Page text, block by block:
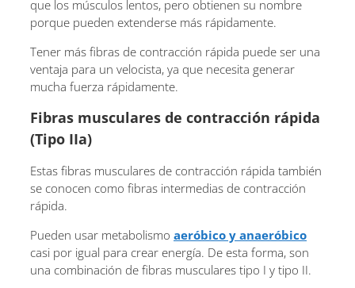
que los músculos lentos, pero obtienen su nombre
porque pueden extenderse más rápidamente.
Tener más fibras de contracción rápida puede ser una
ventaja para un velocista, ya que necesita generar
mucha fuerza rápidamente.
Fibras musculares de contracción rápida
(Tipo IIa)
Estas fibras musculares de contracción rápida también
se conocen como fibras intermedias de contracción
rápida.
Pueden usar metabolismo aeróbico y anaeróbico
casi por igual para crear energía. De esta forma, son
una combinación de fibras musculares tipo I y tipo II.